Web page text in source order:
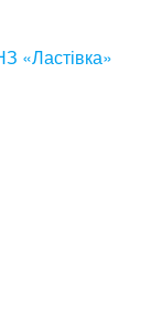
«Ластівка»